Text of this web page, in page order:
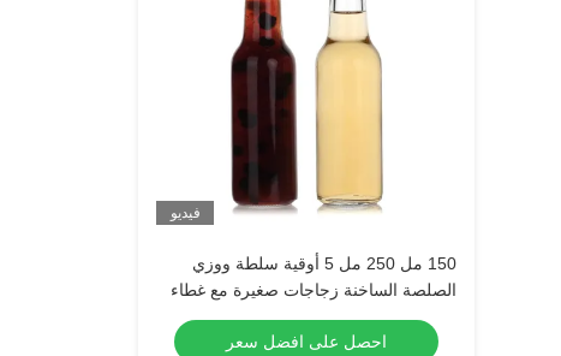
فيديو
150 مل 250 مل 5 أوقية سلطة ووزي
الصلصة الساخنة زجاجات صغيرة مع غطاء
أسود مضاد للفشار
احصل على افضل سعر